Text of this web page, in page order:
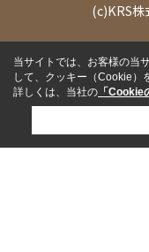
(c)KRS
電話
来店
当サイトでは、お客様の当
して、クッキー（Cookie）
詳しくは、当社の 「Cookie